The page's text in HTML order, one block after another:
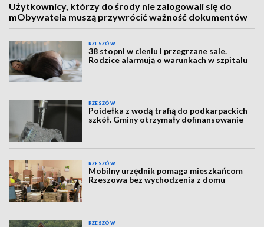
Użytkownicy, którzy do środy nie zalogowali się do
mObywatela muszą przywrócić ważność dokumentów
RZESZÓW
38 stopni w cieniu i przegrzane sale.
Rodzice alarmują o warunkach w szpitalu
RZESZÓW
Poidełka z wodą trafią do podkarpackich
szkół. Gminy otrzymały dofinansowanie
RZESZÓW
Mobilny urzędnik pomaga mieszkańcom
Rzeszowa bez wychodzenia z domu
RZESZÓW